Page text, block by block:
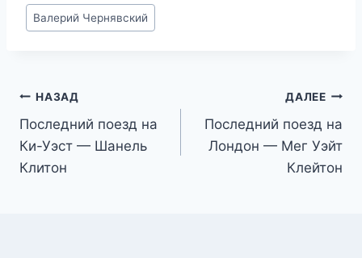
Метки
записи:
Валерий Чернявский
Навигация
по
записям
НАЗАД
Последний поезд на
Ки-Уэст — Шанель
Клитон
ДАЛЕЕ
Последний поезд на
Лондон — Мег Уэйт
Клейтон